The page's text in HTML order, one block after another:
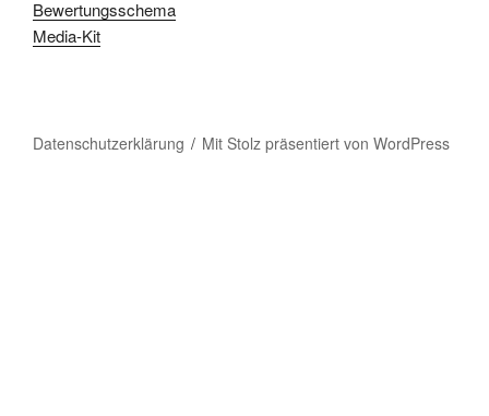
Bewertungsschema
Media-Kit
Datenschutzerklärung Mit Stolz präsentiert von WordPress